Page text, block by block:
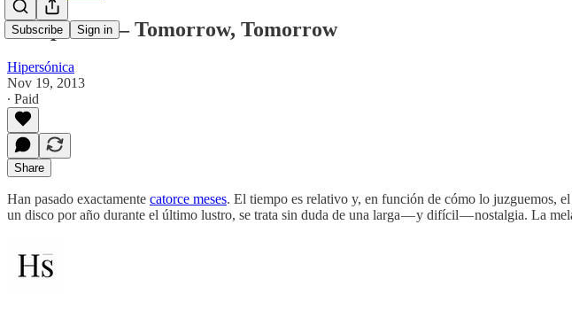
Subscribe Sign in
Campfires — Tomorrow, Tomorrow
Hipersónica
Nov 19, 2013
∙ Paid
Share
Han pasado exactamente catorce meses. El tiempo es relativo y, en función de cómo lo juzguemos,
un disco por año durante el último lustro, se trata sin duda de una larga — y difícil — nostalgia. La